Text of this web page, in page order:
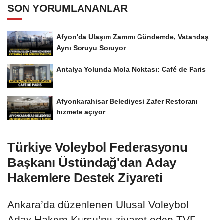
SON YORUMLANANLAR
Afyon'da Ulaşım Zammı Gündemde, Vatandaş
Aynı Soruyu Soruyor
Antalya Yolunda Mola Noktası: Café de Paris
Afyonkarahisar Belediyesi Zafer Restoranı
hizmete açıyor
Türkiye Voleybol Federasyonu
Başkanı Üstündağ'dan Aday
Hakemlere Destek Ziyareti
Ankara’da düzenlenen Ulusal Voleybol